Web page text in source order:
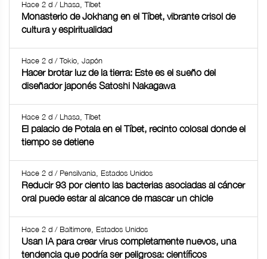
Hace 2 d / Lhasa, Tíbet
Monasterio de Jokhang en el Tíbet, vibrante crisol de
cultura y espiritualidad
Hace 2 d / Tokio, Japón
Hacer brotar luz de la tierra: Este es el sueño del
diseñador japonés Satoshi Nakagawa
Hace 2 d / Lhasa, Tíbet
El palacio de Potala en el Tíbet, recinto colosal donde el
tiempo se detiene
Hace 2 d / Pensilvania, Estados Unidos
Reducir 93 por ciento las bacterias asociadas al cáncer
oral puede estar al alcance de mascar un chicle
Hace 2 d / Baltimore, Estados Unidos
Usan IA para crear virus completamente nuevos, una
tendencia que podría ser peligrosa: científicos